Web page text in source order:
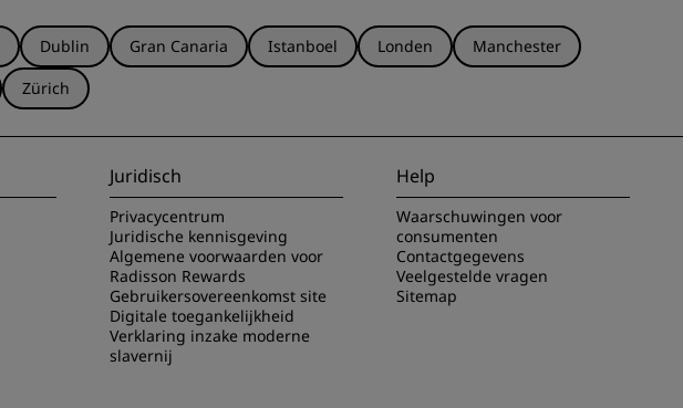
Dublin Gran Canaria Istanboel Londen
Manchester
Zürich
Juridisch
Privacycentrum
Juridische kennisgeving
Algemene voorwaarden voor
Radisson Rewards
Gebruikersovereenkomst site
Digitale toegankelijkheid
Verklaring inzake moderne
slavernij
Help
Waarschuwingen voor
consumenten
Contactgegevens
Veelgestelde vragen
Sitemap